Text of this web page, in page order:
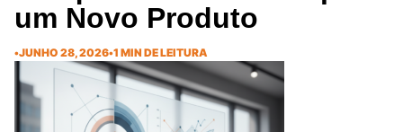
um Novo Produto
•JUNHO 28, 2026•1 MIN DE LEITURA